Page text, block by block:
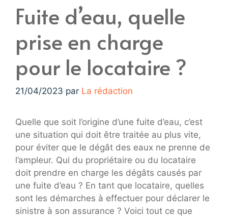
Fuite d’eau, quelle
prise en charge
pour le locataire ?
21/04/2023 par La rédaction
Quelle que soit l’origine d’une fuite d’eau, c’est
une situation qui doit être traitée au plus vite,
pour éviter que le dégât des eaux ne prenne de
l’ampleur. Qui du propriétaire ou du locataire
doit prendre en charge les dégâts causés par
une fuite d’eau ? En tant que locataire, quelles
sont les démarches à effectuer pour déclarer le
sinistre à son assurance ? Voici tout ce que